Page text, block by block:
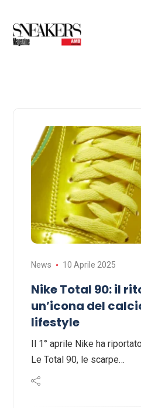
News 10 Aprile 2025
Nike Total 90: il
un’icona del
lifestyle
Il 1° aprile Nike ha
Le Total 90, le scarpe…